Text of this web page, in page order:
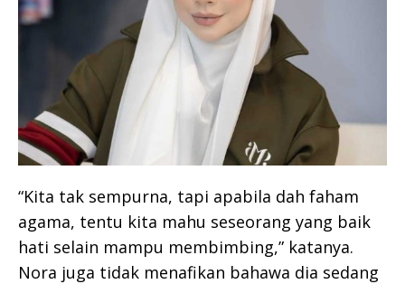
“Kita tak sempurna, tapi apabila dah faham
agama, tentu kita mahu seseorang yang baik
hati selain mampu membimbing,” katanya.
Nora juga tidak menafikan bahawa dia sedang